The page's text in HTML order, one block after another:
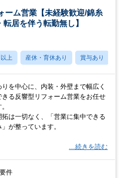
ーム営業【未経験歓迎/錦糸
居を伴う転勤無し】
上 産休・育休あり 賞与あり
りを中心に、内装・外壁まで幅広く
きる反響型リフォーム営業をお任せ
拓は一切なく、「営業に集中できる
が整っています。
…続きを読む
件